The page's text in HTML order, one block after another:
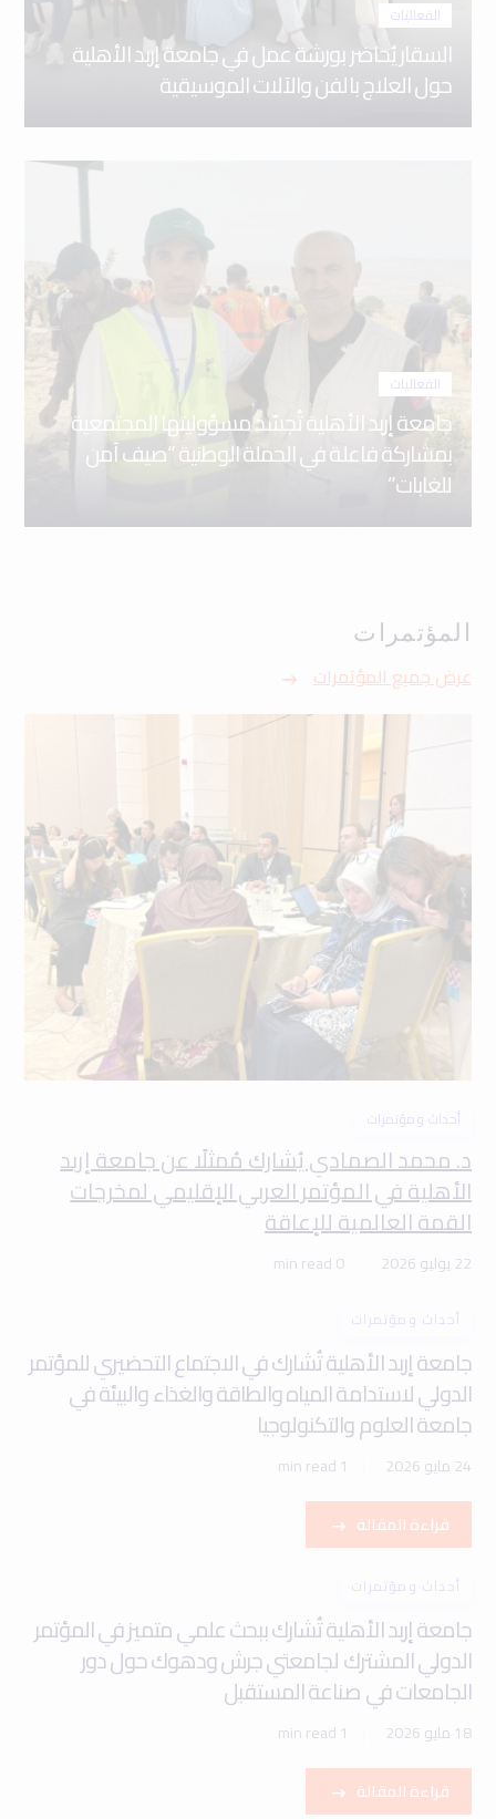
الفعاليات
السقار يُحاضر بورشة عمل في جامعة إربد الأهلية
حول العلاج بالفن والآلات الموسيقية
الفعاليات
جامعة إربد الأهلية تُجسّد مسؤوليتها المجتمعية
بمشاركة فاعلة في الحملة الوطنية “صيف آمن
للغابات”
المؤتمرات
عرض جميع المؤتمرات
أحداث ومؤتمرات
د. محمد الصمادي يُشارك مُمثلًا عن جامعة إربد
الأهلية في المؤتمر العربي الإقليمي لمخرجات
القمة العالمية للإعاقة
22 يوليو 2026 0 min read
أحداث ومؤتمرات
جامعة إربد الأهلية تُشارك في الاجتماع التحضيري للمؤتمر
الدولي لاستدامة المياه والطاقة والغذاء والبيئة في
جامعة العلوم والتكنولوجيا
24 مايو 2026 1 min read
قراءة المقالة
أحداث ومؤتمرات
جامعة إربد الأهلية تُشارك ببحث علمي متميز في المؤتمر
الدولي المشترك لجامعتي جرش ودهوك حول دور
الجامعات في صناعة المستقبل
18 مايو 2026 1 min read
قراءة المقالة